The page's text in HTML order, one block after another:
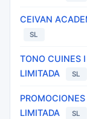
CEIVAN
SL
TONO CUINES
LIMITADA
SL
LIMITADA
SL